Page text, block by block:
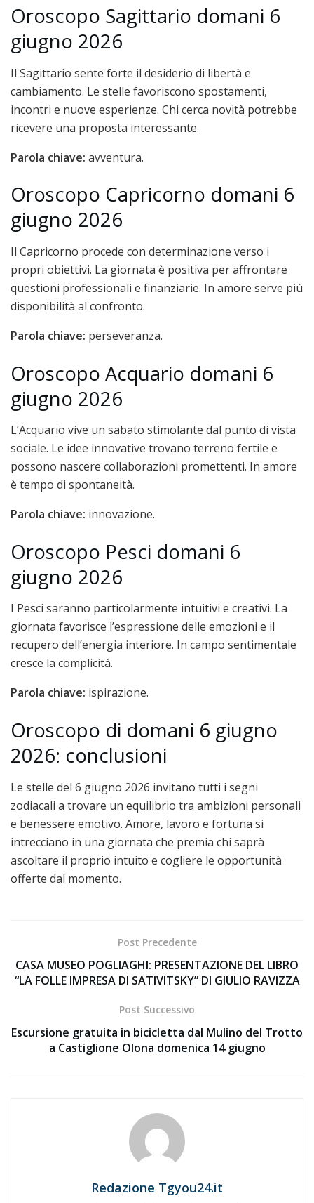
Oroscopo Sagittario domani 6
giugno 2026
Il Sagittario sente forte il desiderio di libertà e
cambiamento. Le stelle favoriscono spostamenti,
incontri e nuove esperienze. Chi cerca novità potrebbe
ricevere una proposta interessante.
Parola chiave: avventura.
Oroscopo Capricorno domani 6
giugno 2026
Il Capricorno procede con determinazione verso i
propri obiettivi. La giornata è positiva per affrontare
questioni professionali e finanziarie. In amore serve più
disponibilità al confronto.
Parola chiave: perseveranza.
Oroscopo Acquario domani 6
giugno 2026
L’Acquario vive un sabato stimolante dal punto di vista
sociale. Le idee innovative trovano terreno fertile e
possono nascere collaborazioni promettenti. In amore
è tempo di spontaneità.
Parola chiave: innovazione.
Oroscopo Pesci domani 6
giugno 2026
I Pesci saranno particolarmente intuitivi e creativi. La
giornata favorisce l’espressione delle emozioni e il
recupero dell’energia interiore. In campo sentimentale
cresce la complicità.
Parola chiave: ispirazione.
Oroscopo di domani 6 giugno
2026: conclusioni
Le stelle del 6 giugno 2026 invitano tutti i segni
zodiacali a trovare un equilibrio tra ambizioni personali
e benessere emotivo. Amore, lavoro e fortuna si
intrecciano in una giornata che premia chi saprà
ascoltare il proprio intuito e cogliere le opportunità
offerte dal momento.
Post Precedente
CASA MUSEO POGLIAGHI: PRESENTAZIONE DEL LIBRO
“LA FOLLE IMPRESA DI SATIVITSKY” DI GIULIO RAVIZZA
Post Successivo
Escursione gratuita in bicicletta dal Mulino del Trotto
a Castiglione Olona domenica 14 giugno
Redazione Tgyou24.it